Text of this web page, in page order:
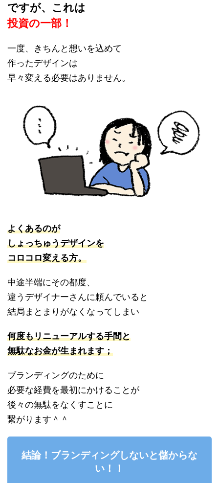
ですが、これは
投資の一部！
一度、きちんと想いを込めて
作ったデザインは
早々変える必要はありません。
よくあるのが
しょっちゅうデザインを
コロコロ変える方。
中途半端にその都度、
違うデザイナーさんに頼んでいると
結局まとまりがなくなってしまい
何度もリニューアルする手間と
無駄なお金が生まれます；
ブランディングのために
必要な経費を最初にかけることが
後々の無駄をなくすことに
繋がります＾＾
結論！ブランディングしないと儲からな
い！！